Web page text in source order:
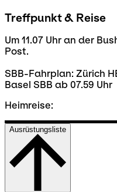
Treffpunkt & Reise
Um 11.07 Uhr an der
Post.
SBB-Fahrplan: Zürich
Basel SBB ab 07.59 Uhr
Heimreise:
Ausrüstungsliste